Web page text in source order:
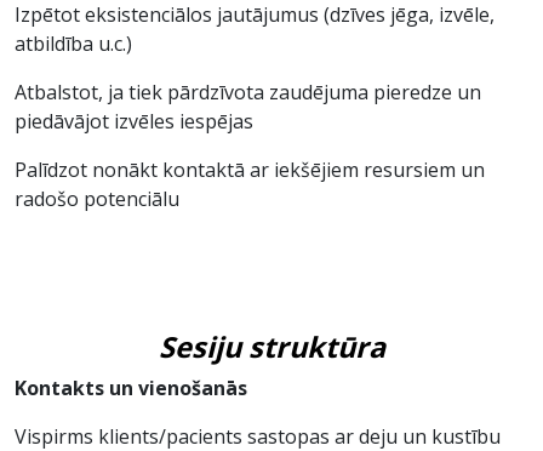
Izpētot eksistenciālos jautājumus (dzīves jēga, izvēle,
atbildība u.c.)
Atbalstot, ja tiek pārdzīvota zaudējuma pieredze un
piedāvājot izvēles iespējas
Palīdzot nonākt kontaktā ar iekšējiem resursiem un
radošo potenciālu
Sesiju struktūra
Kontakts un vienošanās
Vispirms klients/pacients sastopas ar deju un kustību